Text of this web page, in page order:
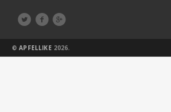
  
©APFELLIKE 2026.